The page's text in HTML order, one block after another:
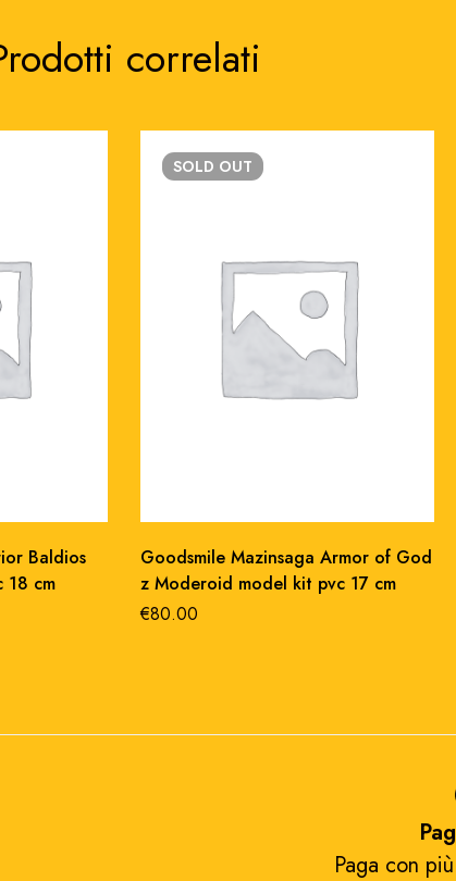
correlati
Baldios
18 cm
SOLD OUT
Goodsmile Mazinsaga Armor of God
z Moderoid model kit pvc 17 cm
€80.00
Paga con